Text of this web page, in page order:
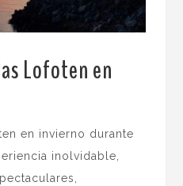
Lofoten en
en invierno durante
inolvidable,